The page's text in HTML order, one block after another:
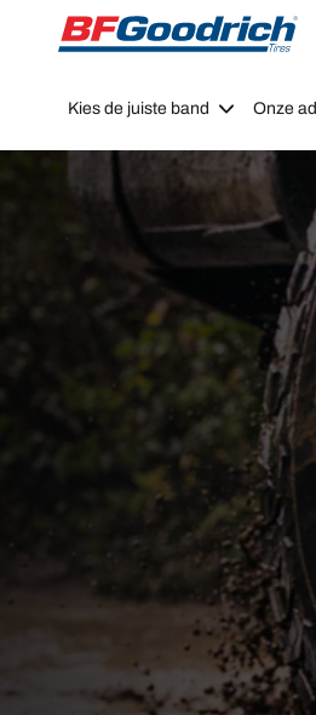
Go to page content
Go to page
Kies de juiste band Onze